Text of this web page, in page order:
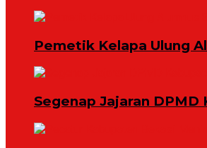
Pemetik Kelapa Ulung
Segenap Jajaran